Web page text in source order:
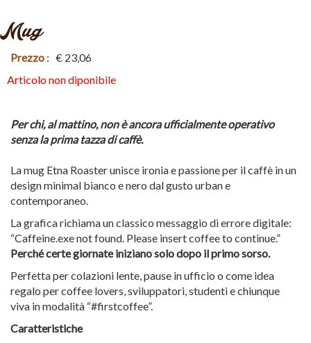
Mug
Prezzo : € 23,06
Articolo non diponibile
Per chi, al mattino, non è ancora ufficialmente operativo
senza la prima tazza di caffè.
La mug Etna Roasterunisce ironia e passione per il caffè in un
design minimal bianco e nero dal gusto urban e
contemporaneo.
La grafica richiama un classico messaggio di errore digitale:
“Caffeine.exe not found. Please insert coffee to continue.”
Perché certe giornate iniziano solo dopo il primo sorso.
Perfetta per colazioni lente, pause in ufficio o come idea
regalo per coffee lovers, sviluppatori, studenti e chiunque
viva in modalità “#firstcoffee”.
Caratteristiche